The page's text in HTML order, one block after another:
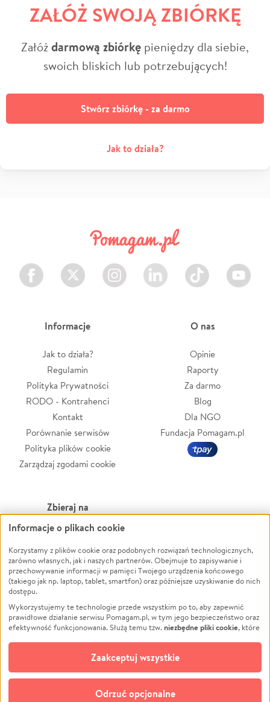
ZAŁÓŻ SWOJĄ ZBIÓRKĘ
Załóżdarmową zbiórkę pieniędzy dla siebie,
swoich bliskich lub potrzebujących!
Stwórz zbiórkę - za darmo
Jak to działa?
Facebook Twitter Instagram LinkedIn TikTok Youtube
Informacje
Jak to działa?
Regulamin
Polityka Prywatności
RODO - Kontrahenci
Kontakt
Porównanie serwisów
Polityka plików cookie
Zarządzaj zgodami cookie
O nas
Opinie
Raporty
Za darmo
Blog
Dla NGO
Fundacja Pomagam.pl
Zbieraj na
Leczenie
Zwierzęta
Pożar
Ukraina
Pomoc Finansowa
Projekty
Pogrzeb
Społeczność lokalna
Kultura
Powódź
Wichura
NGO
Edukacja
Podróż
Impreza
Ochrona środowiska
Biznes
Informacje o plikach cookie
Korzystamy z plików cookie oraz podobnych rozwiązań technologicznych,
zarówno własnych, jak i naszych partnerów. Obejmuje to zapisywanie i
przechowywanie informacji w pamięci Twojego urządzenia końcowego
(takiego jak np. laptop, tablet, smartfon) oraz późniejsze uzyskiwanie do nich
dostępu.
Wykorzystujemy te technologie przede wszystkim po to, aby zapewnić
prawidłowe działanie serwisu Pomagam.pl, w tym jego bezpieczeństwo oraz
efektywność funkcjonowania. Służą temu tzw.niezbędne pliki cookie, które
opcjonalnych plików cookie
technologii do celów analitycznych i retargetingowych. Możesz wyrazić
zgodę na ich stosowanie lub jej odmówić. W dowolnym momencie masz
możliwość zmiany swoich preferencji na stronie „Zarządzaj zgodami cookie”,
do której link znajdziesz w stopce serwisu Pomagam.pl. Opcjonalne pliki
Odrzuć opcjonalne
Zaakceptuj wszystkie